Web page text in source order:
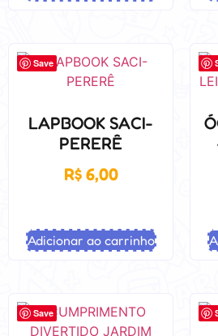
Save
LAPBOOK SACI-
PERERÊ
R$6,00
Adicionar ao carrinho
Save